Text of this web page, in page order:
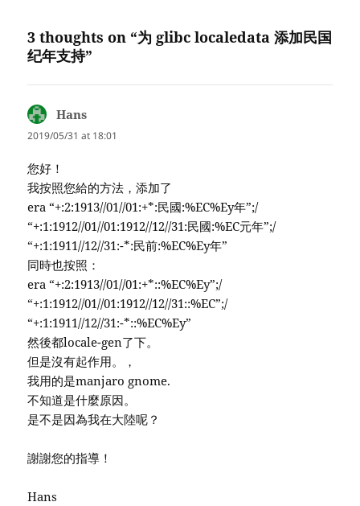
3 thoughts on “为 glibc localedata 添加民国
纪年支持”
Hans
2019/05/31 at 18:01
您好！
我按照您給的方法，添加了
era “+:2:1913//01//01:+*:民國:%EC%Ey年”;/
“+:1:1912//01//01:1912//12//31:民國:%EC元年”;/
“+:1:1911//12//31:-*:民前:%EC%Ey年”
同時也按照：
era “+:2:1913//01//01:+*::%EC%Ey”;/
“+:1:1912//01//01:1912//12//31::%EC”;/
“+:1:1911//12//31:-*::%EC%Ey”
然後都locale-gen了下。
但是沒有起作用。，
我用的是manjaro gnome.
不知道是什麼原因。
是不是因為我在大陸呢？
謝謝您的指導！
Hans